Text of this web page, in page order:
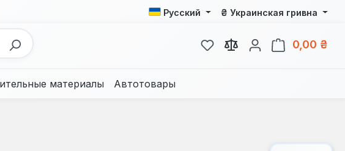
Русский ₴ Украинская гривна
У вас есть товары из
0,00 ₴
материалы Автотовары